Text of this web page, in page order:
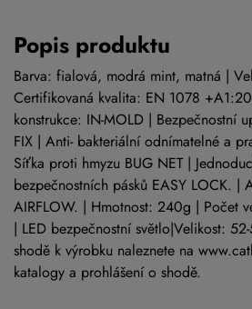
Popis produktu
Barva: fialová, modrá mint, matná |
Certifikovaná kvalita: EN 1078
konstrukce: IN-MOLD | Bezpečnostní
FIX | Anti- bakteriální odnímatelné a
Síťka proti hmyzu BUG NET |
bezpečnostních pásků EASY LOCK. |
AIRFLOW. | Hmotnost: 240g | Počet
| LED bezpečnostní světlo|Velikost:
shodě k výrobku naleznete na
katalogy a prohlášení o shodě.